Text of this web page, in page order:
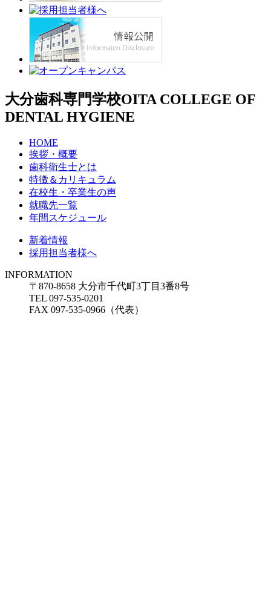
大分歯科専門学校OITA COLLEGE OF
DENTAL HYGIENE
HOME
挨拶・概要
歯科衛生士とは
特徴＆カリキュラム
在校生・卒業生の声
就職先一覧
年間スケジュール
新着情報
採用担当者様へ
INFORMATION
〒870-8658 大分市千代町3丁目3番8号
TEL 097-535-0201
FAX 097-535-0966（代表）